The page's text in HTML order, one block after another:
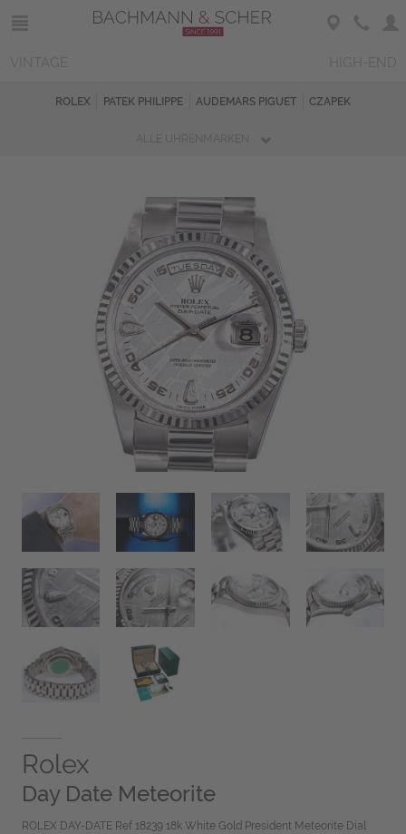
ROLEX PATEK PHILIPPE AUDEMARS PIGUET CZAPEK
Rolex
Day Date Meteorite
ROLEX DAY-DATE Ref 18239 18k White Gold President Meteorite Dial